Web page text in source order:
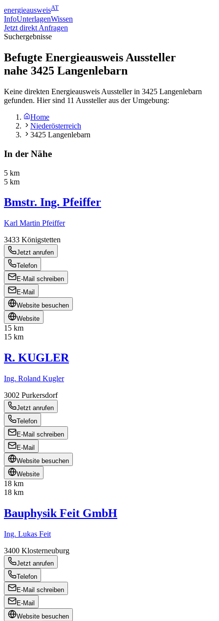
energieausweisAT
InfoUnterlagenWissen
Jetzt direkt Anfragen
Suchergebnisse
Befugte Energieausweis Aussteller
nahe 3425 Langenlebarn
Keine direkten Energieausweis Aussteller in 3425 Langenlebarn
gefunden. Hier sind 11 Aussteller aus der Umgebung:
Home
Niederösterreich
3425 Langenlebarn
In der Nähe
5 km
5 km
Bmstr. Ing. Pfeiffer
Karl Martin Pfeiffer
3433 Königstetten
Jetzt anrufen
Telefon
E-Mail schreiben
E-Mail
Website besuchen
Website
15 km
15 km
R. KUGLER
Ing. Roland Kugler
3002 Purkersdorf
Jetzt anrufen
Telefon
E-Mail schreiben
E-Mail
Website besuchen
Website
18 km
18 km
Bauphysik Feit GmbH
Ing. Lukas Feit
3400 Klosterneuburg
Jetzt anrufen
Telefon
E-Mail schreiben
E-Mail
Website besuchen